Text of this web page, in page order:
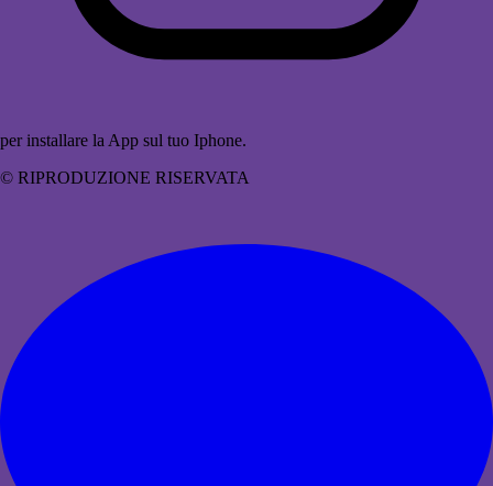
per installare la App sul tuo Iphone.
© RIPRODUZIONE RISERVATA